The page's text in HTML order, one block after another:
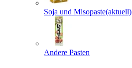
Soja und Misopaste(aktuell)
Andere Pasten